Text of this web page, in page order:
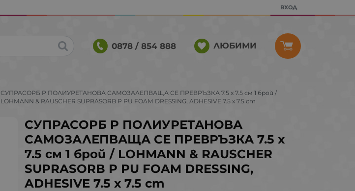
ВХОД
0878 / 854 888 ЛЮБИМИ
СУПРАСОРБ P ПОЛИУРЕТАНОВА САМОЗАЛЕПВАЩА СЕ ПРЕВРЪЗКА 7.5 х 7.5 см 1 брой /
LOHMANN & RAUSCHER SUPRASORB P PU FOAM DRESSING, ADHESIVE 7.5 х 7.5 cm
СУПРАСОРБ P ПОЛИУРЕТАНОВА
САМОЗАЛЕПВАЩА СЕ ПРЕВРЪЗКА 7.5 х
7.5 см 1 брой / LOHMANN & RAUSCHER
SUPRASORB P PU FOAM DRESSING,
ADHESIVE 7.5 х 7.5 cm